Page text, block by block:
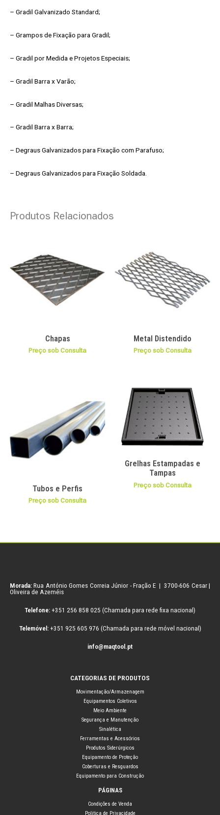
– Gradil Galvanizado Standard;
– Grampos de Fixação para Gradil;
– Gradil por Medida e Projetos Especiais;
– Gradil Barra x Varão;
– Gradil Malhas Diversas;
– Gradil Barra x Barra;
– Degraus Galvanizados para Fixação com Parafuso;
– Degraus Galvanizados para Fixação Soldada.
Produtos Relacionados
Chapas
Preço sob Consulta
Metal Distendido
Preço sob Consulta
Tubos e Perfis
Preço sob Consulta
Grelhas Estampadas e
Tampas
Preço sob Consulta
Morada: Rua António Gomes Correia Júnior - Fração E | 3700-606 Cesar |
Oliveira de Azeméis
Telefone: +351 256 858 025 (Chamada para rede fixa nacional)
Telemóvel:+351 925 605 976 (Chamada para rede móvel nacional)
info@maqtool.pt
CATEGORIAS DE PRODUTOS
Movimentação/Armazenagem
Equipamentos Coletivos
Meio Ambiente
Segurança e Manutenção
Sinalética
Ferramentas e Acessórios
Produtos Siderúrgicos
Equipamento de Proteção
Coberturas e Resguardos
Equipamento para Construção
PÁGINAS
Condições de Venda
Politica de Privacidade